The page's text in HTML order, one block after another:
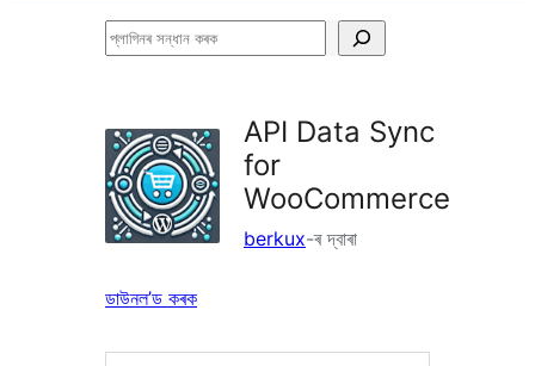
প্লাগিনৰ
API Data Sync
for
WooCommerce
berkux-ৰ দ্বাৰা
ডাউনল’ড কৰক